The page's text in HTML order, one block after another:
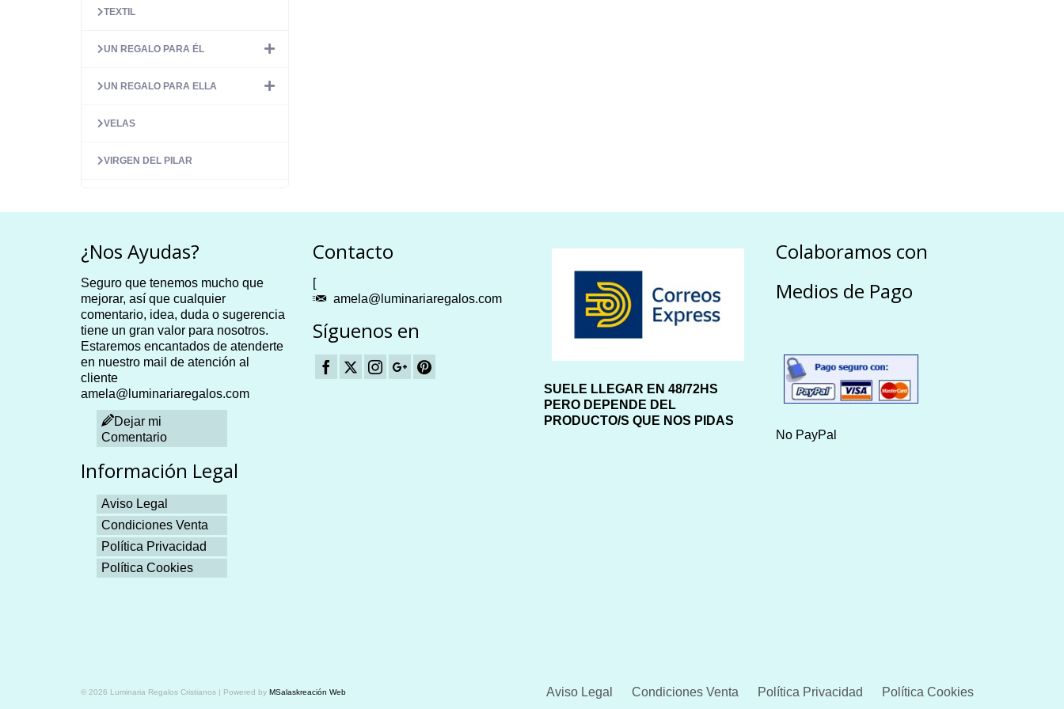
TEXTIL
UN REGALO PARA ÉL
UN REGALO PARA ELLA
VELAS
VIRGEN DEL PILAR
¿Nos Ayudas?
Seguro que tenemos mucho que
mejorar, así que cualquier
comentario, idea, duda o sugerencia
tiene un gran valor para nosotros.
Estaremos encantados de atenderte
en nuestro mail de atención al
cliente
amela@luminariaregalos.com
Dejar mi
Comentario
Información Legal
Aviso Legal
Condiciones Venta
Política Privacidad
Política Cookies
Contacto
[
amela@luminariaregalos.com
Síguenos en
SUELE LLEGAR EN 48/72HS
PERO DEPENDE DEL
PRODUCTO/S QUE NOS PIDAS
Colaboramos con
Medios de Pago
No PayPal
Aviso Legal Condiciones Venta Política Privacidad Política Cookies
© 2026 Luminaria Regalos Cristianos | Powered by MSalaskreación Web